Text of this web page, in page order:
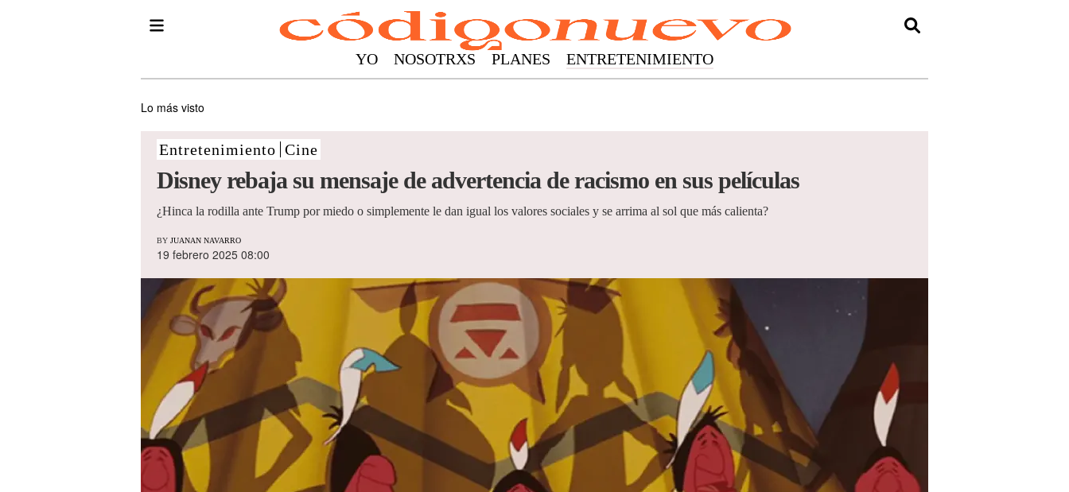
YO NOSOTRXS PLANES ENTRETENIMIENTO
Lo más visto
Entretenimiento Cine
Disney rebaja su mensaje de advertencia de racismo en sus películas
¿Hinca la rodilla ante Trump por miedo o simplemente le dan igual los valores sociales y se arrima al sol que más calienta?
BY JUANAN NAVARRO
19 febrero 2025 08:00